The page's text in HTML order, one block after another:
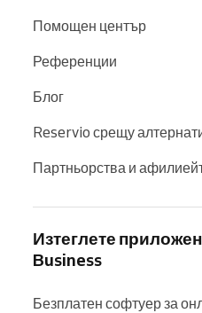
Помощен център
Референции
Блог
Reservio срещу
Партньорства и
Изтеглете
Business
Безплатен софтуер за